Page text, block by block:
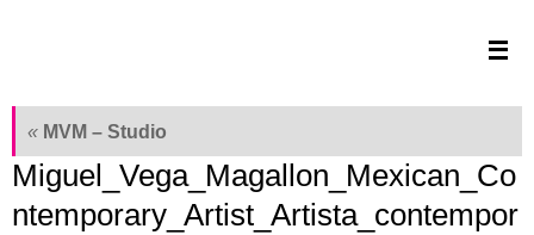
« MVM – Studio
Miguel_Vega_Magallon_Mexican_Co
ntemporary_Artist_Artista_contempor